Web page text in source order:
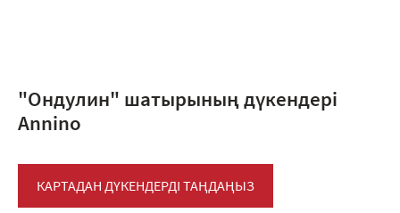
"Ондулин" шатырының дүкендері
Anninо
КАРТАДАН ДҮКЕНДЕРДІ ТАҢДАҢЫЗ